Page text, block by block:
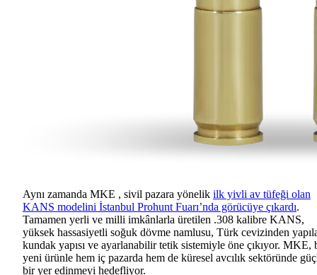
Aynı zamanda MKE , sivil pazara yönelik ilk yivli av tüfeği olan
KANS modelini İstanbul Prohunt Fuarı’nda görücüye çıkardı.
Tamamen yerli ve milli imkânlarla üretilen .308 kalibre KANS,
yüksek hassasiyetli soğuk dövme namlusu, Türk cevizinden
kundak yapısı ve ayarlanabilir tetik sistemiyle öne çıkıyor. MKE,
yeni ürünle hem iç pazarda hem de küresel avcılık sektöründe
bir yer edinmeyi hedefliyor.